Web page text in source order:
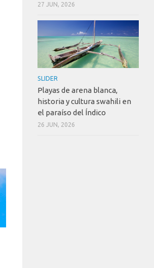
27 JUN, 2026
SLIDER
Playas de arena blanca,
historia y cultura swahili en
el paraíso del Índico
26 JUN, 2026